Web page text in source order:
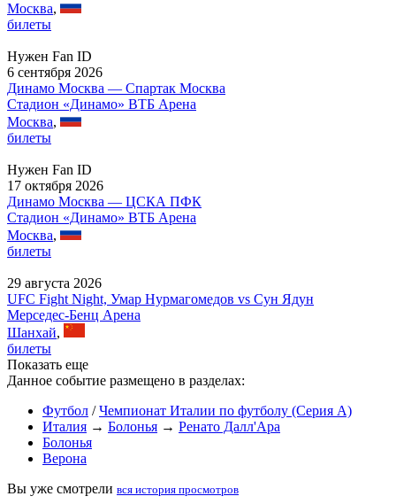
Москва,
билеты
Нужен Fan ID
6 сентября 2026
Динамо Москва — Спартак Москва
Стадион «Динамо» ВТБ Арена
Москва,
билеты
Нужен Fan ID
17 октября 2026
Динамо Москва — ЦСКА ПФК
Стадион «Динамо» ВТБ Арена
Москва,
билеты
29 августа 2026
UFC Fight Night, Умар Нурмагомедов vs Сун Ядун
Мерседес-Бенц Арена
Шанхай,
билеты
Показать еще
Данное событие размещено в разделах:
Футбол /Чемпионат Италии по футболу (Серия А)
Италия → Болонья → Ренато Далл'Ара
Болонья
Верона
Вы уже смотрели вся история просмотров